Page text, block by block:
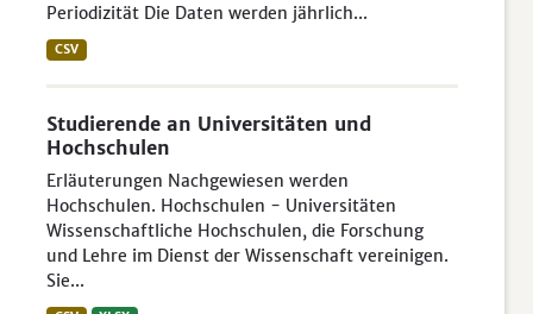
Periodizität Die Daten werden jährlich...
CSV
Studierende an Universitäten und
Hochschulen
Erläuterungen Nachgewiesen werden
Hochschulen. Hochschulen - Universitäten
Wissenschaftliche Hochschulen, die Forschung
und Lehre im Dienst der Wissenschaft vereinigen.
Sie...